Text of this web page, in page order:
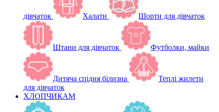
дівчаток Халати Шорти для дівчаток
Штани для дівчаток Футболки, майки
Дитяча спідня білизна
Теплі жилети
для дівчаток
ХЛОПЧИКАМ